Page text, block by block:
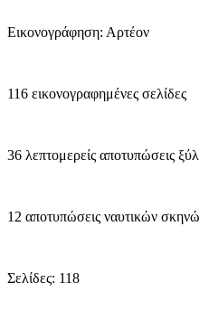
Εικονογράφηση: Αρτέον
116 εικονογραφημένες σελίδες
36 λεπτομερείς αποτυπώσεις
12 αποτυπώσεις ναυτικών
Σελίδες: 118